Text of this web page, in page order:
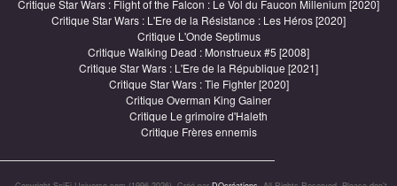
Critique Star Wars : Flight of the Falcon : Le Vol du Faucon Millenium [2020]
Critique Star Wars : L'Ere de la Résistance : Les Héros [2020]
Critique L'Onde Septimus
Critique Walking Dead : Monstrueux #5 [2008]
Critique Star Wars : L'Ere de la République [2021]
Critique Star Wars : Tie Fighter [2020]
Critique Overman King Gainer
Critique Le grimoire d'Haleth
Critique Frères ennemis